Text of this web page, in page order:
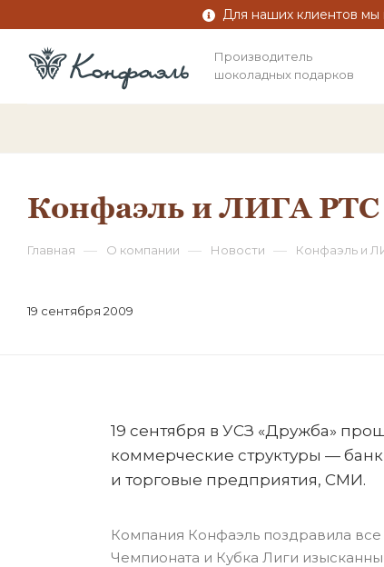
Для наших клиентов мы
Производитель
шоколадных подарков
Конфаэль и ЛИГА РТС
Главная — О компании — Новости — Конфаэль и
19 сентября 2009
19 сентября в УСЗ «Дружба»
коммерческие структуры —
и торговые предприятия, СМИ.
Компания Конфаэль поздравила
Чемпионата и Кубка Лиги